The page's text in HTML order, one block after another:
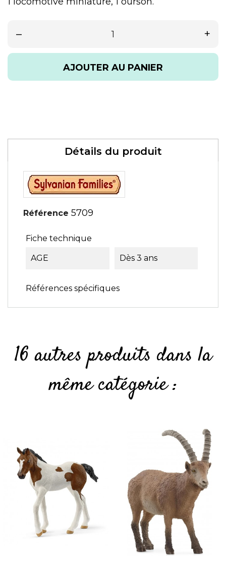
– +
AJOUTER AU PANIER
Détails du produit
Référence 5709
Fiche technique
AGE Dès 3 ans
Références spécifiques
16 autres produits dans la
même catégorie :